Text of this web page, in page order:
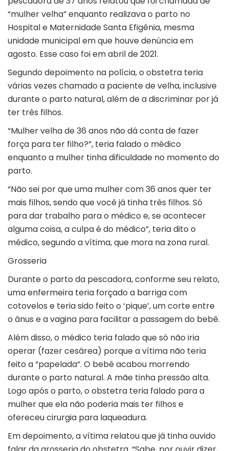
“mulher velha” enquanto realizava o parto no
Hospital e Maternidade Santa Efigênia, mesma
unidade municipal em que houve denúncia em
agosto. Esse caso foi em abril de 2021.
Segundo depoimento na polícia, o obstetra teria
várias vezes chamado a paciente de velha, inclusive
durante o parto natural, além de a discriminar por já
ter três filhos.
“Mulher velha de 36 anos não dá conta de fazer
força para ter filho?”, teria falado o médico
enquanto a mulher tinha dificuldade no momento do
parto.
“Não sei por que uma mulher com 36 anos quer ter
mais filhos, sendo que você já tinha três filhos. Só
para dar trabalho para o médico e, se acontecer
alguma coisa, a culpa é do médico”, teria dito o
médico, segundo a vítima, que mora na zona rural.
Grosseria
Durante o parto da pescadora, conforme seu relato,
uma enfermeira teria forçado a barriga com
cotovelos e teria sido feito o ‘pique’, um corte entre
o ânus e a vagina para facilitar a passagem do bebê.
Além disso, o médico teria falado que só não iria
operar (fazer cesárea) porque a vítima não teria
feito a “papelada”. O bebê acabou morrendo
durante o parto natural. A mãe tinha pressão alta.
Logo após o parto, o obstetra teria falado para a
mulher que ela não poderia mais ter filhos e
ofereceu cirurgia para laqueadura.
Em depoimento, a vítima relatou que já tinha ouvido